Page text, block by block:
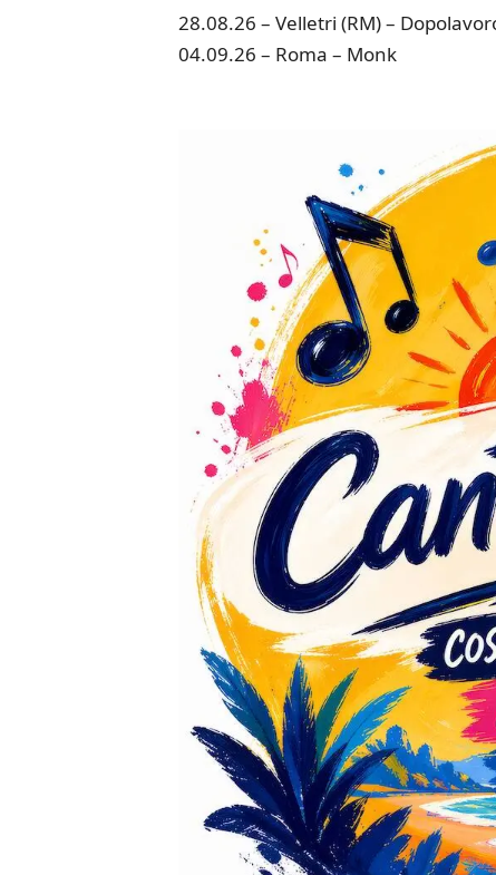
28.08.26 – Velletri (RM) –
04.09.26 – Roma – Monk